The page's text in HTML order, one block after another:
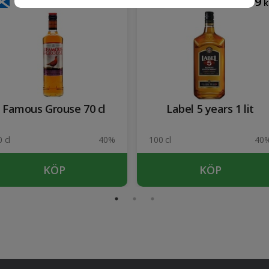
Famous Grouse 70 cl
cl 40%
KÖP
Label 5 years 1 lit
100 cl
KÖP